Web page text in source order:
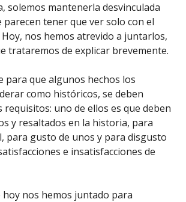
solemos mantenerla desvinculada
parecen tener que ver solo con el
nos hemos atrevido a juntarlos,
trataremos de explicar brevemente.
para que algunos hechos los
como históricos, se deben
requisitos: uno de ellos es que deben
y resaltados en la historia, para
para gusto de unos y para disgusto
e insatisfacciones de
nos hemos juntado para